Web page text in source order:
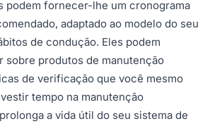
podem fornecer-lhe um cronograma
adaptado ao modelo do seu
de condução. Eles podem
sobre produtos de manutenção
de verificação que você mesmo
tempo na manutenção
a vida útil do seu sistema de